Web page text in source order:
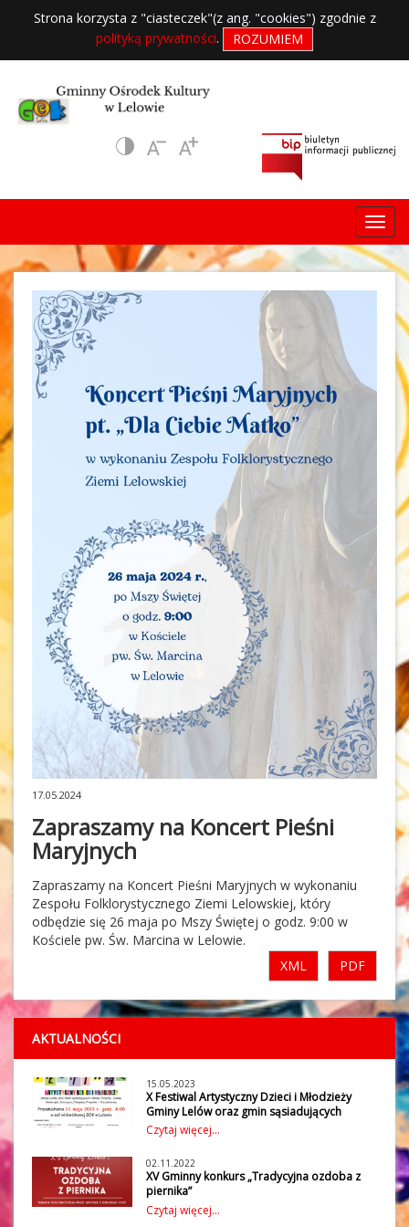
Strona korzysta z "ciasteczek"(z ang. "cookies") zgodnie z
polityką prywatności. ROZUMIEM
17.05.2024
Zapraszamy na Koncert Pieśni
Maryjnych
Zapraszamy na Koncert Pieśni Maryjnych w wykonaniu
Zespołu Folklorystycznego Ziemi Lelowskiej, który
odbędzie się 26 maja po Mszy Świętej o godz. 9:00 w
Kościele pw. Św. Marcina w Lelowie.
PDF
XML
AKTUALNOŚCI
15.05.2023
X Festiwal Artystyczny Dzieci i Młodzieży
Gminy Lelów oraz gmin sąsiadujących
W czwartek 11 maja 2023 r. w Gminnym
Festiwal Artystyczny Dzieci i Młodzieży
Gminy Lelów oraz gmin sąsiadujących:
Gminy Irządze, Janów, Koniecpol,
Kroczyce, Niegowa, Przyrów i
Czytaj więcej...
02.11.2022
XV Gminny konkurs „Tradycyjna ozdoba z
piernika”
Gminny Ośrodek Kultury w Lelowie wraz z
wójtem Gminy Lelów już po raz XV
Czytaj więcej...